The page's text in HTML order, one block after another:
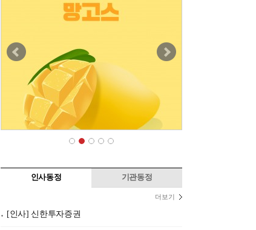
인사동정 기관동정
더보기
[인사] 신한투자증권